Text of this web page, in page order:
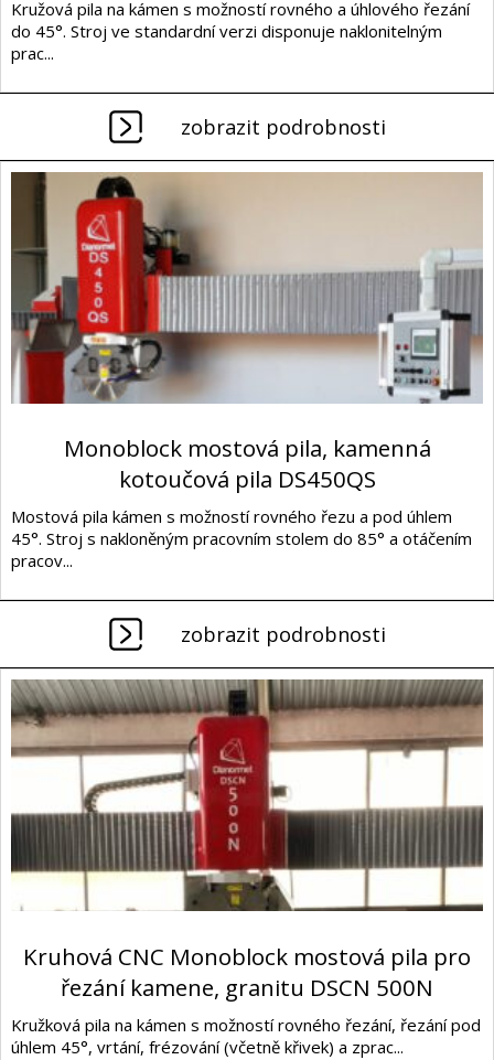
Kružová pila na kámen s možností rovného a úhlového řezání
do 45°. Stroj ve standardní verzi disponuje naklonitelným
prac...
zobrazit podrobnosti
Monoblock mostová pila, kamenná
kotoučová pila DS450QS
Mostová pila kámen s možností rovného řezu a pod úhlem
45°. Stroj s nakloněným pracovním stolem do 85° a otáčením
pracov...
zobrazit podrobnosti
Kruhová CNC Monoblock mostová pila pro
řezání kamene, granitu DSCN 500N
Kružková pila na kámen s možností rovného řezání, řezání pod
úhlem 45°, vrtání, frézování (včetně křivek) a zprac...